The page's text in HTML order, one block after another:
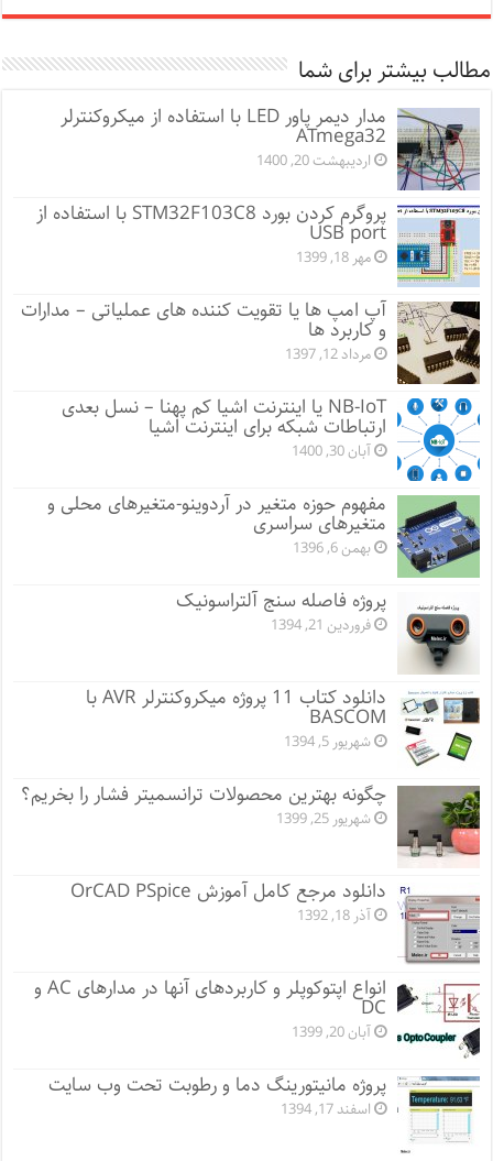
مطالب بیشتر برای شما
مدار دیمر پاور LED با استفاده از میکروکنترلر
ATmega32
اردیبهشت 20, 1400
پروگرم کردن بورد STM32F103C8 با استفاده از
USB port
مهر 18, 1399
آپ امپ ها یا تقویت کننده های عملیاتی – مدارات
و کاربرد ها
مرداد 12, 1397
NB-IoT یا اینترنت اشیا کم پهنا – نسل بعدی
ارتباطات شبکه برای اینترنت اشیا
آبان 30, 1400
مفهوم حوزه متغیر در آردوینو-متغیرهای محلی و
متغیرهای سراسری
بهمن 6, 1396
پروژه فاصله سنج آلتراسونیک
فروردین 21, 1394
دانلود کتاب 11 پروژه میکروکنترلر AVR با
BASCOM
شهریور 5, 1394
چگونه بهترین محصولات ترانسمیتر فشار را بخریم؟
شهریور 25, 1399
دانلود مرجع کامل آموزش OrCAD PSpice
آذر 18, 1392
انواع اپتوکوپلر و کاربردهای آنها در مدارهای AC و
DC
آبان 20, 1399
پروژه مانيتورينگ دما و رطوبت تحت وب سایت
اسفند 17, 1394